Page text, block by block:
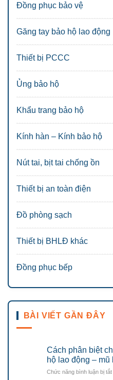
Đồng phục bảo vệ
Găng tay bảo hộ lao động
Thiết bị PCCC
Ủng bảo hộ
Khẩu trang bảo hộ
Kính hàn – Kính bảo hộ
Nút tai, bịt tai chống ồn
Thiết bị an toàn điện
Đồ phòng sạch
Thiết bị BHLĐ khác
Đồng phục bếp
BÀI VIẾT GẦN ĐÂY
Cách phân biệt
hộ lao động –
Chức năng bình luận bị tắtở